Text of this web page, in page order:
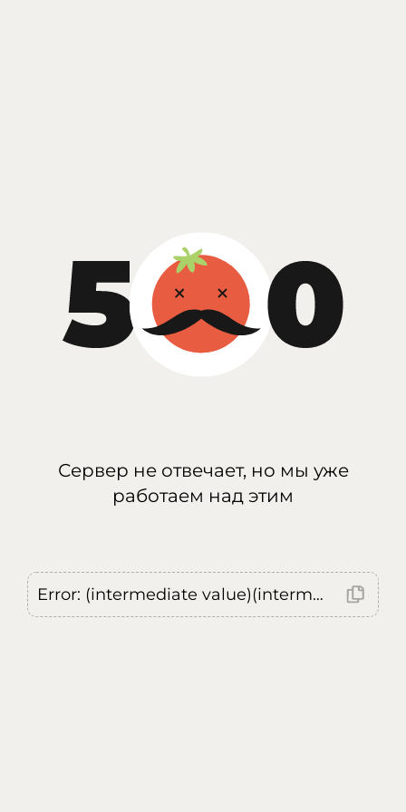
Сервер не отвечает, но мы уже
работаем над этим
Error: (intermediate value)(intermediate value)(intermediate value).replaceAll is not a function